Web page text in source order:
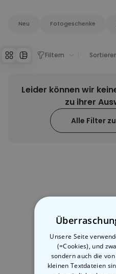
34,99 €
16,99 €
Personalisierbar
39,99 €
2er Set im
19,99 €
Neu Fotogeschenke
Filtern
Leider können wir
zu ihrer
Alle Filter
Unsere Seite
(=Cookies), und
sondern auch die
kleinen Textdateien